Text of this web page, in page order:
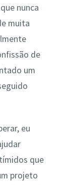
nunca
muita
de
um
eu
que
projeto